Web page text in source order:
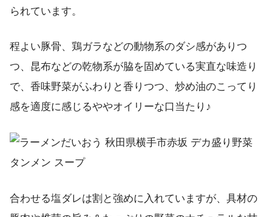
られています。
程よい豚骨、鶏ガラなどの動物系のダシ感がありつ
つ、昆布などの乾物系が脇を固めている実直な味造り
で、香味野菜がふわりと香りつつ、炒め油のこってり
感を適度に感じるややオイリーな口当たり♪
合わせる塩ダレは割と強めに入れていますが、具材の